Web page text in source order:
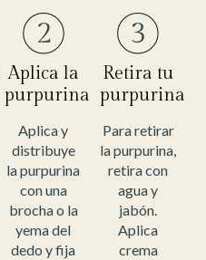
Aplica la
purpurina
Aplica y
distribuye
la purpurina
con una
brocha o la
yema del
dedo y fija
Retira tu
purpurina
Para retirar
la purpurina,
retira con
agua y
jabón.
Aplica
crema